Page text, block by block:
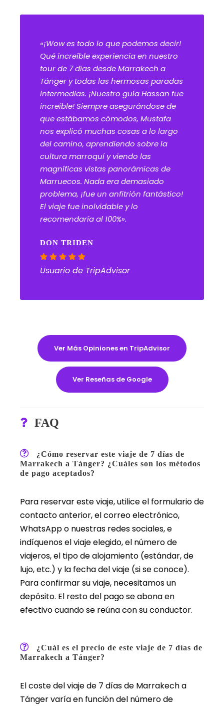
«¡Wow es todo lo que podemos decir!
Qué increíble experiencia en nuestro
tour de 7 días desde Marrakech a
Tánger y todas las hermosas paradas
intermedias. ¡Nuestro guía Hassan fue
increíble! Siempre asegurándose de
que estábamos cómodos, Mustafa
nos explicó muchas cosas a lo largo
del camino, aprendiendo sobre la
cultura marroquí y viendo las
magníficas vistas panorámicas de
Marruecos. Nada era demasiado
problema, ¡fue un anfitrión fantástico!
El viaje fue inolvidable y lo
recomendaría al 100%».
DON TRIDEN
Usuario de TripAdvisor
Ver Más Opiniones en TripAdvisor
Ver Reseñas de Google
FAQ
¿Cómo reservar este viaje de 7 días de
Marrakech a Tánger? ¿Cuáles son los métodos
de pago aceptados?
Para reservar este viaje, utilice el formulario de
contacto anterior, el correo electrónico,
WhatsApp o nuestras redes sociales, e
indíquenos el viaje elegido, el número de
viajeros, el tipo de alojamiento (estándar, de
lujo, etc.) y la fecha del viaje (si se conoce).
Para confirmar su viaje, necesitamos un
depósito. El resto del pago se abona en
efectivo cuando se reúna con su conductor.
¿Cuál es el precio de este viaje de 7 días de
Marrakech a Tánger?
El coste del viaje de 7 días de Marrakech a
Tánger varía en función del número de